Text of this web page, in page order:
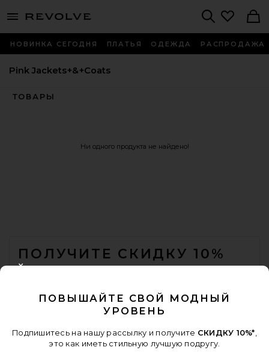
menu - shows more content
НОВИНКА СЕГОДНЯ ПЛАТЬЯ ОДЕЖДА РАСПРОДАЖА
Pink Jackets+&+Coats
ТОВАРЫ
Ни одного продукта не найдено!
ПОЛУЧИТЕ СКИДКУ 10%
конфиденциальности
Sign Up
ПОВЫШАЙТЕ СВОЙ МОДНЫЙ
УРОВЕНЬ
Подпишитесь на нашу рассылку и получите СКИДКУ 10%*
это как иметь стильную лучшую подругу.